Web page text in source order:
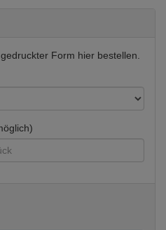
Form hier bestellen.